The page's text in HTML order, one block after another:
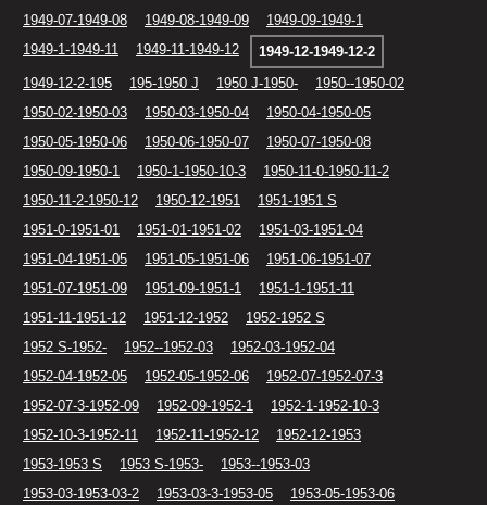
1949-07-1949-08
1949-08-1949-09
1949-09-1949-1
1949-1-1949-11
1949-11-1949-12
1949-12-1949-12-2
1949-12-2-195
195-1950 J 1950 J-1950-
1950--1950-02
1950-02-1950-03
1950-03-1950-04
1950-04-1950-05
1950-05-1950-06
1950-06-1950-07
1950-07-1950-08
1950-09-1950-1
1950-1-1950-10-3
1950-11-0-1950-11-2
1950-11-2-1950-12
1950-12-1951
1951-1951 S
1951-0-1951-01
1951-01-1951-02
1951-03-1951-04
1951-04-1951-05
1951-05-1951-06
1951-06-1951-07
1951-07-1951-09
1951-09-1951-1
1951-1-1951-11
1951-11-1951-12
1951-12-1952
1952-1952 S
1952 S-1952-
1952--1952-03
1952-03-1952-04
1952-04-1952-05
1952-05-1952-06
1952-07-1952-07-3
1952-07-3-1952-09
1952-09-1952-1
1952-1-1952-10-3
1952-10-3-1952-11
1952-11-1952-12
1952-12-1953
1953-1953 S
1953 S-1953-
1953--1953-03
1953-03-1953-03-2
1953-03-3-1953-05 1953-05-1953-06